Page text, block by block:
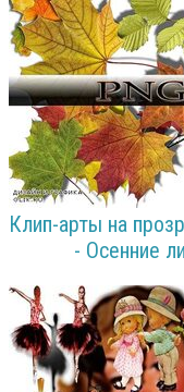
Клип-арты на
- Осенние